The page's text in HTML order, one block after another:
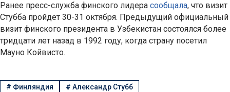
Ранее пресс-служба финского лидера сообщала, что визит
Стубба пройдет 30-31 октября. Предыдущий официальный
визит финского президента в Узбекистан состоялся более
тридцати лет назад в 1992 году, когда страну посетил
Мауно Койвисто.
# Финляндия # Александр Стубб